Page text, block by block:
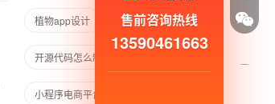
植物app设计
开源代码怎么制作成安卓App
小程序电商平台
售前咨询热线
13590461663